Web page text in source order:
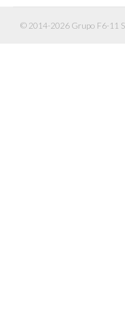
© 2014-2026 Grupo F6-11